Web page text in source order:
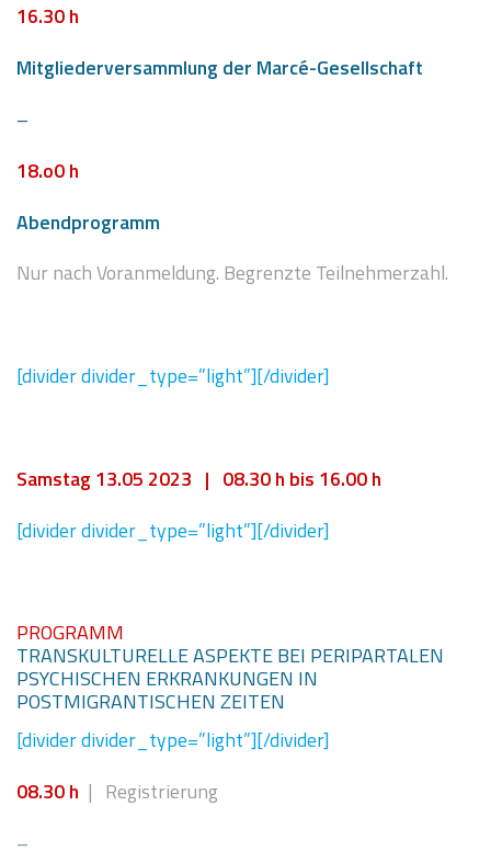
16.30 h
Mitgliederversammlung der Marcé-Gesellschaft
–
18.o0 h
Abendprogramm
Nur nach Voranmeldung. Begrenzte Teilnehmerzahl.
[divider divider_type=”light”][/divider]
Samstag 13.05 2023 | 08.30 h bis 16.00 h
[divider divider_type=”light”][/divider]
PROGRAMM
TRANSKULTURELLE ASPEKTE BEI PERIPARTALEN
PSYCHISCHEN ERKRANKUNGEN IN
POSTMIGRANTISCHEN ZEITEN
[divider divider_type=”light”][/divider]
08.30 h | Registrierung
–